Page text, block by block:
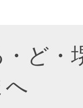
・ど
へ